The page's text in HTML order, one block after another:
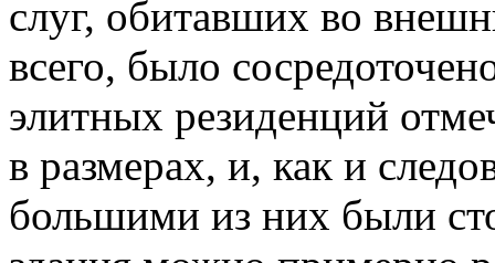
слуг, обитавших во
всего, было
элитных резиденций
в размерах, и, как и
большими из них были